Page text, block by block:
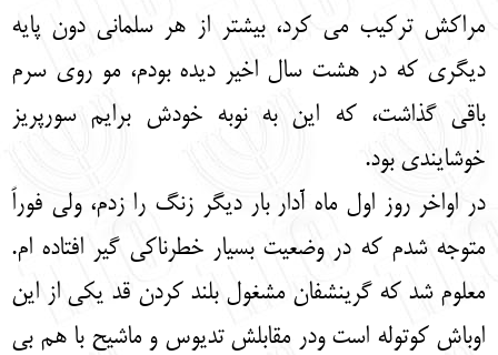
مراکش ترکیب می کرد، بیشتر از هر سلمانی دون پایه
دیگری که در هشت سال اخیر دیده بودم، مو روی سرم
باقی گذاشت، که این به نوبه خودش برایم سورپریز
خوشایندی بود.
در اواخر روز اول ماه آدار بار دیگر زنگ را زدم، ولی فوراً
متوجه شدم که در وضعیت بسیار خطرناکی گیر افتاده ام.
معلوم شد که گرینشفان مشغول بلند کردن قد یکی از این
اوباش کوتوله است ودر مقابلش تدیوس و ماشیح با هم بی